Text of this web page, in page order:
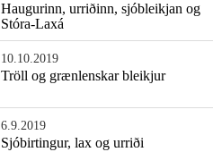
Haugurinn, urriðinn, sjóbleikjan og
Stóra-Laxá
10.10.2019
Tröll og grænlenskar bleikjur
6.9.2019
Sjóbirtingur, lax og urriði